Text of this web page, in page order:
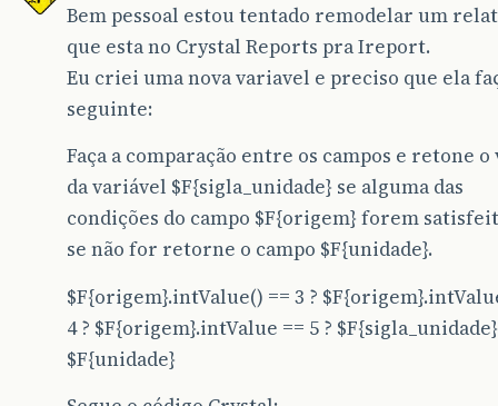
Bem pessoal estou tentado remodelar um
que esta no Crystal Reports pra Ireport.
Eu criei uma nova variavel e preciso que ela
seguinte:
Faça a comparação entre os campos e retone
da variável $F{sigla_unidade} se alguma das
condições do campo $F{origem} forem
se não for retorne o campo $F{unidade}.
$F{origem}.intValue() == 3 ?
4 ? $F{origem}.intValue == 5 ?
$F{unidade}